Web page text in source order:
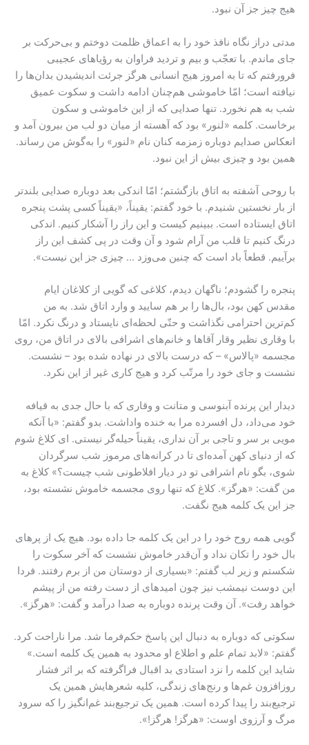
هیج‌ چیز جز آن نبود.
مدتی دراز نگاه نافذ خود را به اعماق ظلمت دوختم و بی‌حرکت بر
جای ماندم. با تعجّب و بیم و تردید فراوان به رؤیاهای عجیبی
فرورفتم که تا به امروز هیج انسانی هرگز جرئت اندیشیدن بدان‌ها را
نیافته است؛ امّا خاموشی هم‌چنان ادامه داشت و سکوت عمیق
شب به هم نخورد. تنها صدایی که از این خاموشی و سکون
برخاست. کلمه‌ «لنور» بود که آهسته از میان دو لب من بیرون آمد و
انعکاس صدایم دوباره زمزمه کنان نام «لنور» را به‌گوش من رساند.
همین بود و چیزی بیش از این نبود.
با روحی آشفته به اتاق بازگشتم؛ امّا اندکی بعد دوباره صدایی بلندتر
از بار نخستین شنیدم. با خود گفتم: یقیناً، «یقیناً کسی پشت پنجره‌
اتاق ایستاده است. ببینیم کیست و این راز را آشکار کنیم. اندکی
درنگ کنیم تا قلب من آرام شود و آن وقت در پی کشف این راز
برآییم. قطعاً باد است که چنین می‌وزد … چیزی جز این نیست».
پنجره را گشودم؛ ناگهان دیدم، کلاغی که گویی از کلاغان ایام
مقدس کهن بود، بال‌ها را بر هم سایید و وارد اتاق شد. به من
کم‌ترین احترامی نگذاشت و حتّی لحظه‌ای نایستاد و درنگ نکرد. امّا
با وقاری نظیر وقار آقاها و خانم‌های اشرافی بالای در اتاق من، روی
مجسمه‌ «پالاس» – که درست بالای در نهاده شده بود – نشست.
نشست و جای خود را مرتّب کرد و هیج کاری غیر از این نکرد.
دیدار این پرنده‌ آبنوسی و متانت و وقاری که با حال جدی به قیافه‌
خود می‌داد، دل افسرده‌ مرا به خنده واداشت. بدو گفتم: «با آنکه
مویی بر سر و تاجی بر آن نداری، یقیناً حیله‌گر نیستی. ای کلاغ شوم
که از دنیای کهن آمده‌ای تا در کرانه‌های مرموز شب سرگردان
شوی، بگو نام اشرافی تو در دیار افلاطونی شب چیست؟» کلاغ به
من گفت: «هرگز». کلاغ که تنها روی مجسمه‌ خاموش نشسته بود،
جز این یک کلمه هیج نگفت.
گویی همه‌ روح خود را در این یک کلمه جا داده بود. هیچ ‌یک از پرهای
بال خود را تکان نداد و آن‌قدر خاموش نشست که آخر سکوت را
شکستم و زیر لب گفتم: «بسیاری از دوستان من از برم رفتند. فردا
این دوست نیمشب نیز چون امیدهای از دست رفته‌ من از پیشم
خواهد رفت». آن وقت پرنده دوباره به صدا درآمد و گفت: «هرگز».
سکوتی که دوباره به دنبال این پاسخ حکم‌فرما شد. مرا ناراحت کرد.
گفتم: «لابد تمام علم و اطلاع او محدود به همین یک کلمه است.»
شاید این کلمه را نزد استادی بد اقبال فراگرفته که بر اثر فشار
روزافزون غم‌ها و رنج‌های زندگی، کلیه‌ شعرهایش همین یک
ترجیع‌بند را پیدا کرده است. همین یک ترجیع‌بند غم‌انگیز را که سرود
مرگ و آرزوی اوست: «هرگز! هرگز!».